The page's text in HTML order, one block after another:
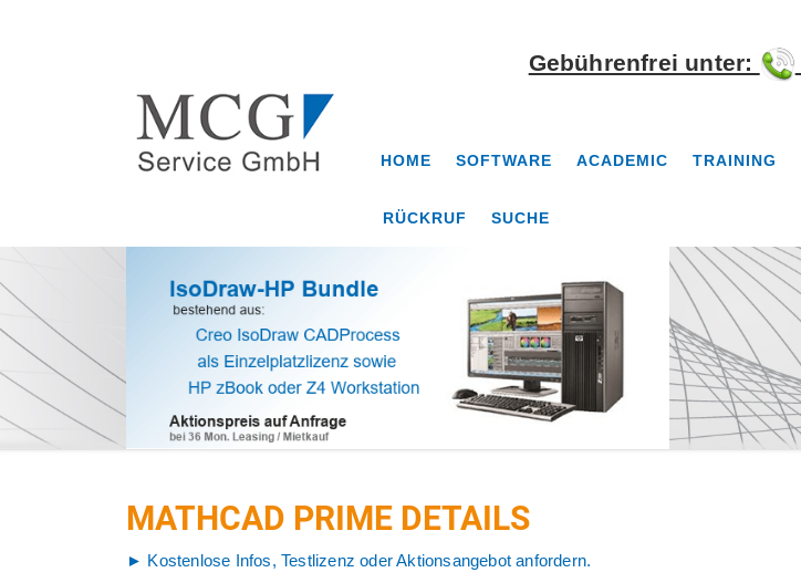
Gebührenfrei unter:
HOME SOFTWARE ACADEMIC TRAINING
RÜCKRUF SUCHE
MATHCAD PRIME DETAILS
► Kostenlose Infos, Testlizenz oder Aktionsangebot anfordern.